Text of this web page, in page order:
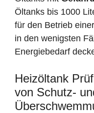
Öltanks bis 1000
für den Betrieb
in den wenigsten
Energiebedarf
Heizöltank
von Schutz-